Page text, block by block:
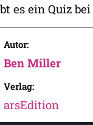
es ein Quiz
Autor:
Ben Miller
Verlag:
arsEdition